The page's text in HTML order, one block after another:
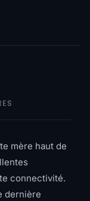
mère haut de
connectivité.
dernière